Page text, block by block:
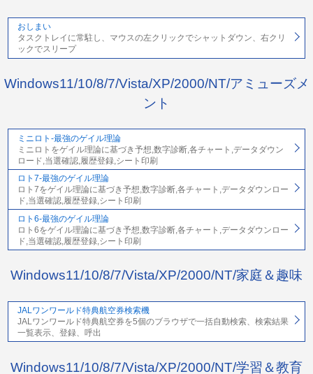
おしまい
タスクトレイに常駐し、マウスの左クリックでシャットダウン、右クリ
ックでスリープ
Windows11/10/8/7/Vista/XP/2000/NT/アミューズメ
ント
ミニロト-最強のゲイル理論
ミニロトをゲイル理論に基づき予想,数字診断,各チャート,データダウン
ロード,当選確認,履歴登録,シート印刷
ロト7-最強のゲイル理論
ロト7をゲイル理論に基づき予想,数字診断,各チャート,データダウンロー
ド,当選確認,履歴登録,シート印刷
ロト6-最強のゲイル理論
ロト6をゲイル理論に基づき予想,数字診断,各チャート,データダウンロー
ド,当選確認,履歴登録,シート印刷
Windows11/10/8/7/Vista/XP/2000/NT/家庭＆趣味
JALワンワールド特典航空券検索機
JALワンワールド特典航空券を5個のブラウザで一括自動検索、検索結果
一覧表示、登録、呼出
Windows11/10/8/7/Vista/XP/2000/NT/学習＆教育